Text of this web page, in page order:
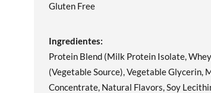
Gluten Free
Ingredientes:
Protein Blend (Milk Protein Isolate,
(Vegetable Source), Vegetable Glycerin,
Concentrate, Natural Flavors, Soy